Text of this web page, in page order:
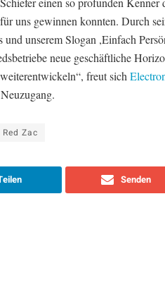
uns gewinnen konnten. Durch
unserem Slogan ,Einfach
neue geschäftliche
freut sich
Red Zac
Senden